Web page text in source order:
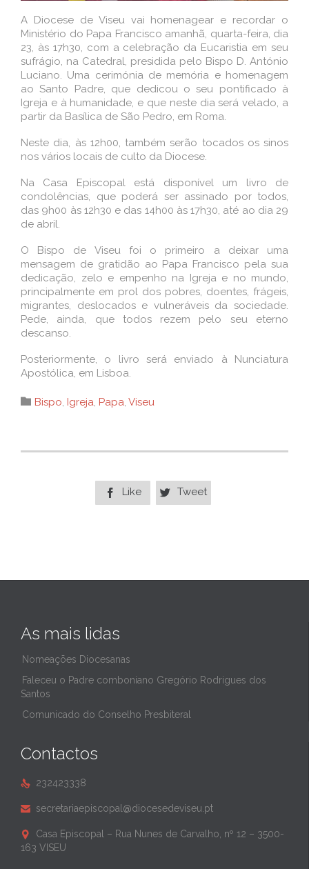
A Diocese de Viseu vai homenagear e recordar o
Ministério do Papa Francisco amanhã, quarta-feira, dia
23, às 17h30, com a celebração da Eucaristia em seu
sufrágio, na Catedral, presidida pelo Bispo D. António
Luciano. Uma cerimónia de memória e homenagem
ao Santo Padre, que dedicou o seu pontificado à
Igreja e à humanidade, e que neste dia será velado, a
partir da Basílica de São Pedro, em Roma.
Neste dia, às 12h00, também serão tocados os sinos
nos vários locais de culto da Diocese.
Na Casa Episcopal está disponível um livro de
condolências, que poderá ser assinado por todos,
das 9h00 às 12h30 e das 14h00 às 17h30, até ao dia 29
de abril.
O Bispo de Viseu foi o primeiro a deixar uma
mensagem de gratidão ao Papa Francisco pela sua
dedicação, zelo e empenho na Igreja e no mundo,
principalmente em prol dos pobres, doentes, frágeis,
migrantes, deslocados e vulneráveis da sociedade.
Pede, ainda, que todos rezem pelo seu eterno
descanso.
Posteriormente, o livro será enviado à Nunciatura
Apostólica, em Lisboa.
 Category
Bispo, Igreja, Papa, Viseu
 Like  Tweet
As mais lidas
Nomeações Diocesanas
Faleceu o Padre comboniano Gregório Rodrigues dos
Santos
Comunicado do Conselho Presbiteral
Contactos
 232423338
 secretariaepiscopal@diocesedeviseu.pt

Casa Episcopal – Rua Nunes de Carvalho, nº 12 – 3500-
163 VISEU